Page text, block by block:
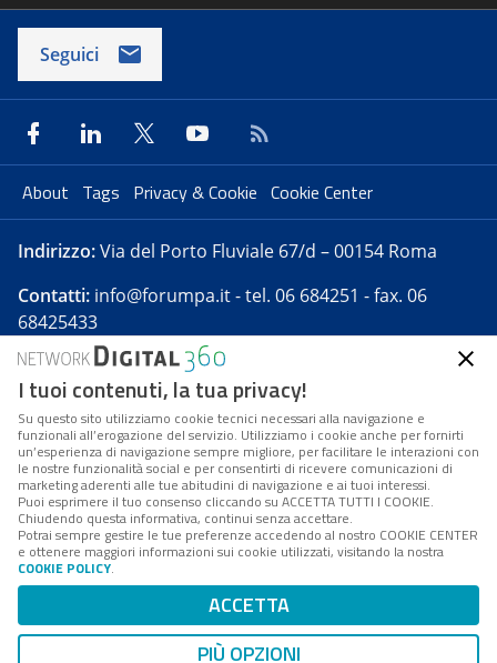
Seguici
About Tags Privacy & Cookie Cookie Center
Indirizzo:Via del Porto Fluviale 67/d – 00154 Roma
Contatti: info@forumpa.it- tel. 06 684251 - fax. 06
68425433
Forumpa.itè una pubblicazione telematica iscritta
presso Registro della stampa del Tribunale di Roma -
Reg. n. 182 del 2 maggio 2008 - Direttore resp. Michela
Stentella
FPA s.r.l. è società soggetta a Direzione e
Coordinamento da parte di Digital360 S.p.A. - FPA s.r.l.
è un'azienda certificata per il sistema di management
Codice Fiscale/Partita IVA n. 10693191008 - R.E.A. Roma
n. 1249791. ISP AWS
Mappa del sito
I tuoi contenuti, la tua privacy!
Su questo sito utilizziamo cookie tecnici necessari alla navigazione e
funzionali all’erogazione del servizio. Utilizziamo i cookie anche per fornirti
un’esperienza di navigazione sempre migliore, per facilitare le interazioni con
le nostre funzionalità social e per consentirti di ricevere comunicazioni di
marketing aderenti alle tue abitudini di navigazione e ai tuoi interessi.
Puoi esprimere il tuo consenso cliccando su ACCETTA TUTTI I COOKIE.
Chiudendo questa informativa, continui senza accettare.
Potrai sempre gestire le tue preferenze accedendo al nostro COOKIE CENTER
e ottenere maggiori informazioni sui cookie utilizzati, visitando la nostra
COOKIE POLICY.
ACCETTA
PIÙ OPZIONI